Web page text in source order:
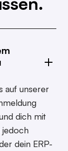
auf unserer
dich mit
jedoch
dein ERP-